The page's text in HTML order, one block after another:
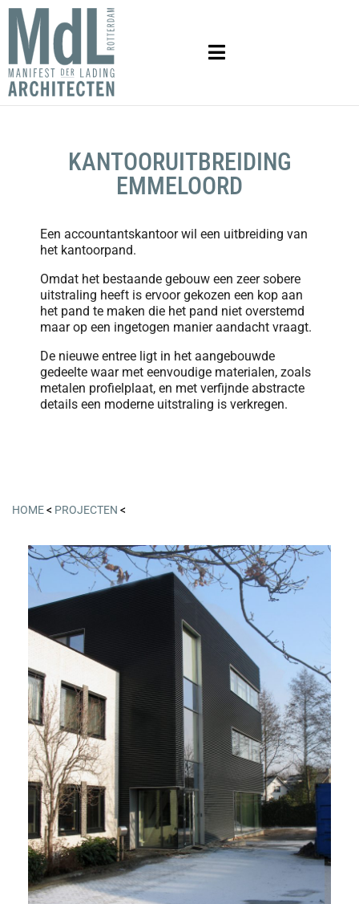
KANTOORUITBREIDING
EMMELOORD
Een accountantskantoor wil een uitbreiding van
het kantoorpand.
Omdat het bestaande gebouw een zeer sobere
uitstraling heeft is ervoor gekozen een kop aan
het pand te maken die het pand niet overstemd
maar op een ingetogen manier aandacht vraagt.
De nieuwe entree ligt in het aangebouwde
gedeelte waar met eenvoudige materialen, zoals
metalen profielplaat, en met verfijnde abstracte
details een moderne uitstraling is verkregen.
HOME< PROJECTEN <